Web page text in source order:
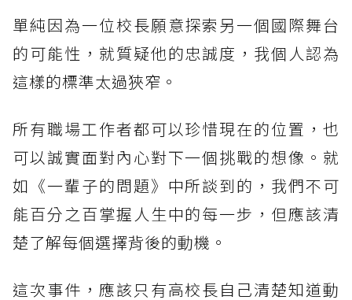
單純因為一位校長願意探索另一個國際舞台
的可能性，就質疑他的忠誠度，我個人認為
這樣的標準太過狹窄。
所有職場工作者都可以珍惜現在的位置，也
可以誠實面對內心對下一個挑戰的想像。就
如《一輩子的問題》中所談到的，我們不可
能百分之百掌握人生中的每一步，但應該清
楚了解每個選擇背後的動機。
這次事件，應該只有高校長自己清楚知道動